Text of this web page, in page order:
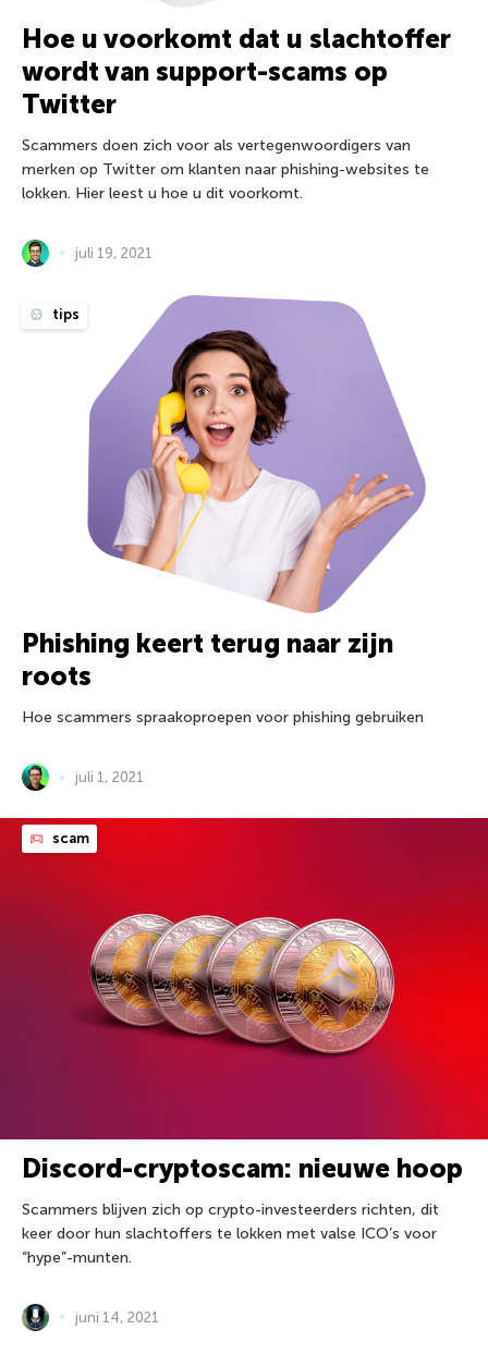
Hoe u voorkomt dat u slachtoffer
wordt van support-scams op
Twitter
Scammers doen zich voor als vertegenwoordigers van
merken op Twitter om klanten naar phishing-websites te
lokken. Hier leest u hoe u dit voorkomt.
juli 19, 2021
tips
Phishing keert terug naar zijn
roots
Hoe scammers spraakoproepen voor phishing gebruiken
juli 1, 2021
scam
Discord-cryptoscam: nieuwe hoop
Scammers blijven zich op crypto-investeerders richten, dit
keer door hun slachtoffers te lokken met valse ICO’s voor
“hype”-munten.
juni 14, 2021